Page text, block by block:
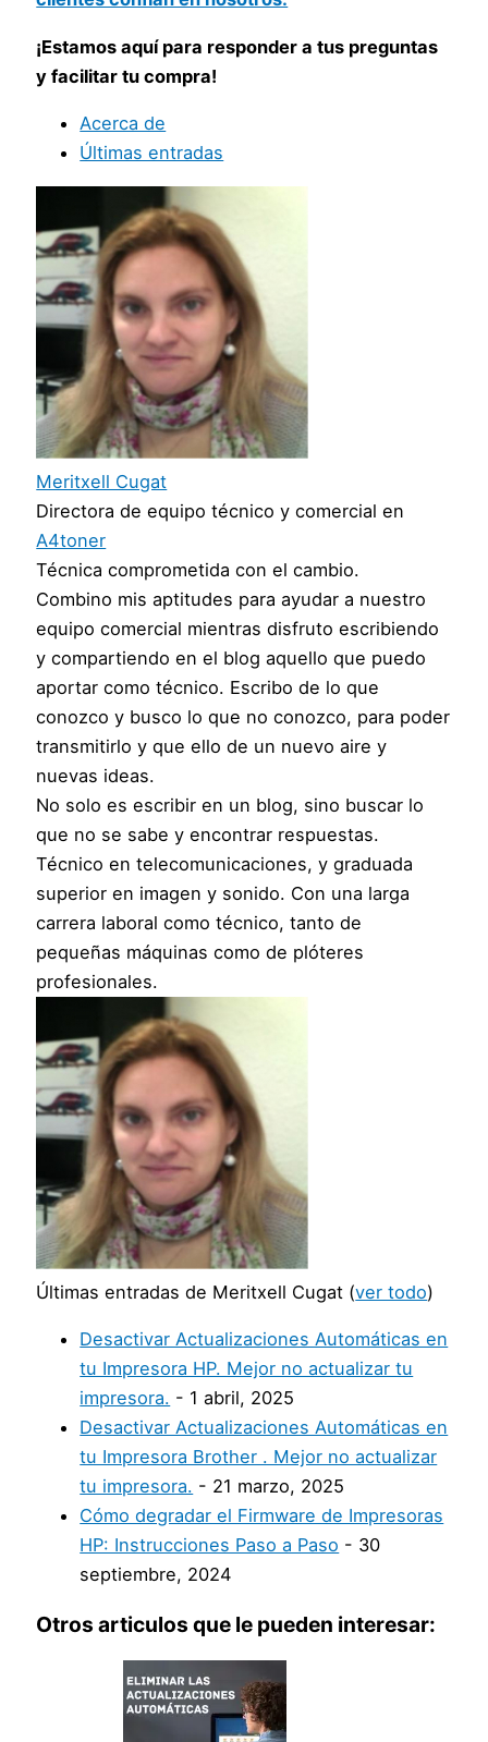
¡Estamos aquí para responder a tus preguntas
y facilitar tu compra!
Acerca de
Últimas entradas
Meritxell Cugat
Directora de equipo técnico y comercial en
A4toner
Técnica comprometida con el cambio.
Combino mis aptitudes para ayudar a nuestro
equipo comercial mientras disfruto escribiendo
y compartiendo en el blog aquello que puedo
aportar como técnico. Escribo de lo que
conozco y busco lo que no conozco, para poder
transmitirlo y que ello de un nuevo aire y
nuevas ideas.
No solo es escribir en un blog, sino buscar lo
que no se sabe y encontrar respuestas.
Técnico en telecomunicaciones, y graduada
superior en imagen y sonido. Con una larga
carrera laboral como técnico, tanto de
pequeñas máquinas como de plóteres
profesionales.
Últimas entradas de Meritxell Cugat (ver todo)
Desactivar Actualizaciones Automáticas en
tu Impresora HP. Mejor no actualizar tu
impresora. - 1 abril, 2025
Desactivar Actualizaciones Automáticas en
tu Impresora Brother . Mejor no actualizar
tu impresora. - 21 marzo, 2025
Cómo degradar el Firmware de Impresoras
HP: Instrucciones Paso a Paso - 30
septiembre, 2024
Otros articulos que le pueden interesar: